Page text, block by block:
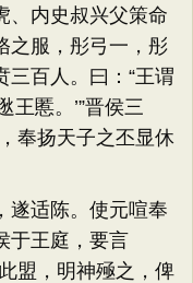
、内史叔兴父策命
之服，彤弓一，彤
三百人。曰：“王谓
王慝。’”晋侯三
奉扬天子之丕显休
适陈。使元喧奉
于王庭，要言
盟，明神殛之，俾